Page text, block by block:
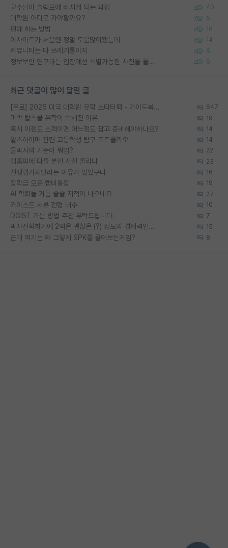
교수님이 슬럼프에 빠지게 되는 과정 40
대학원 어디로 가야할까요? 5
편애 하는 방법 16
이사이트가 처음엔 정말 도움많이됐는데 14
커뮤니티는 다 쓰레기통이지 6
정보보안 연구하는 입장에선 식별가능한 사진을 올리는건 비추이긴함 6
최근 댓글이 많이 달린 글
[무료] 2026 미국 대학원 유학 스타터팩 - 가이드북 & 합격자 컨택메일 템플릿 647
미박 탑스쿨 유학이 빡세진 이유 19
혹시 이정도 스펙이면 어느정도 잡고 준비해야하나요? 14
알츠하이머 관련 고등학생 탐구 포트폴리오 14
물박사의 기준이 뭐임? 22
랩홈피에 다들 본인 사진 올리냐 23
신생랩가지말라는 이유가 있었구나 16
장학금 모은 랩비통장 19
AI 학회들 거품 슬슬 지적이 나오네요 27
카이스트 서류 전형 배수 10
DGIST 가는 방법 추천 부탁드립니다. 7
박사진학하기에 2억은 괜찮은 (?) 정도의 경제력인가요 15
근데 여기는 왜 그렇게 SPK를 물어보는거임? 8